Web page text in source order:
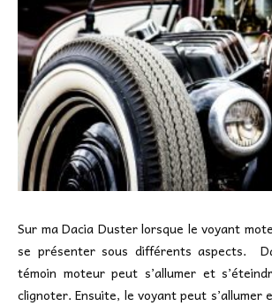
Sur ma Dacia Duster lorsque le voyant
se présenter sous différents aspects.
témoin moteur peut s’allumer et
clignoter. Ensuite, le voyant peut s’allumer